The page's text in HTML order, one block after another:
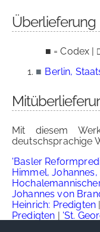
Überlieferung
■ = Codex |
■ Berlin,
Mit diesem
deutschsprachige
'Basler
Himmel,
Johannes von
Heinrich: Predigten |
Predigten | 'St.